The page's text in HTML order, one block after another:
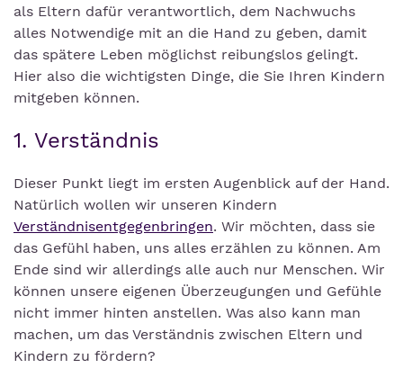
als Eltern dafür verantwortlich, dem Nachwuchs
alles Notwendige mit an die Hand zu geben, damit
das spätere Leben möglichst reibungslos gelingt.
Hier also die wichtigsten Dinge, die Sie Ihren Kindern
mitgeben können.
1. Verständnis
Dieser Punkt liegt im ersten Augenblick auf der Hand.
Natürlich wollen wir unseren Kindern
Verständnisentgegenbringen. Wir möchten, dass sie
das Gefühl haben, uns alles erzählen zu können. Am
Ende sind wir allerdings alle auch nur Menschen. Wir
können unsere eigenen Überzeugungen und Gefühle
nicht immer hinten anstellen. Was also kann man
machen, um das Verständnis zwischen Eltern und
Kindern zu fördern?